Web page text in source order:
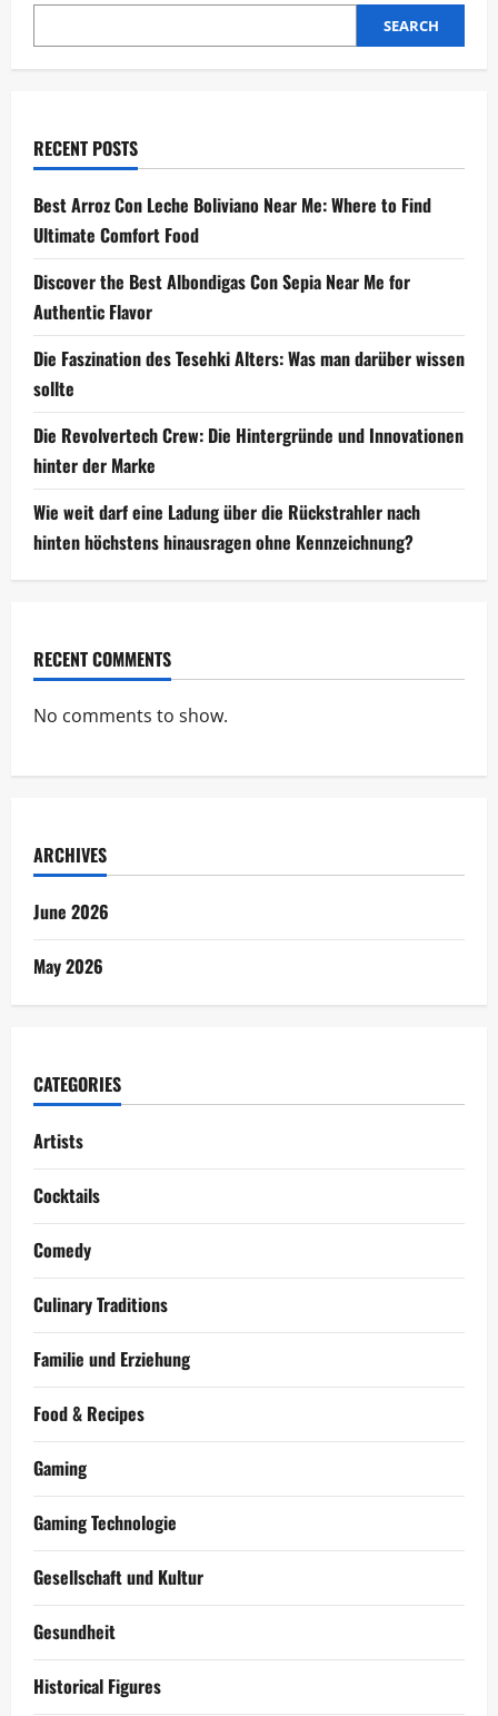
der
SEARCH
RECENT POSTS
Best Arroz Con Leche Boliviano Near Me: Where to Find
Ultimate Comfort Food
Discover the Best Albondigas Con Sepia Near Me for
Authentic Flavor
Die Faszination des Tesehki Alters: Was man darüber wissen
sollte
Die Revolvertech Crew: Die Hintergründe und Innovationen
hinter der Marke
Wie weit darf eine Ladung über die Rückstrahler nach
hinten höchstens hinausragen ohne Kennzeichnung?
RECENT COMMENTS
No comments to show.
ARCHIVES
June 2026
May 2026
CATEGORIES
Artists
Cocktails
Comedy
Culinary Traditions
Familie und Erziehung
Food & Recipes
Gaming
Gaming Technologie
Gesellschaft und Kultur
Gesundheit
Historical Figures